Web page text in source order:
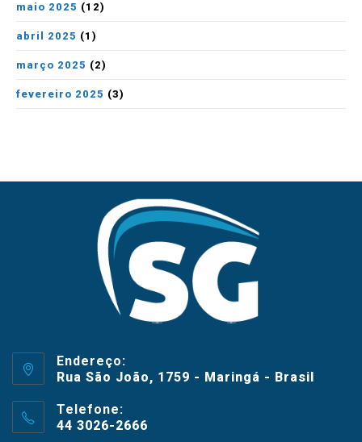
maio 2025 (12)
abril 2025 (1)
março 2025 (2)
fevereiro 2025 (3)
Endereço:
Rua São João, 1759 - Maringá - Brasil
Telefone:
44 3026-2666